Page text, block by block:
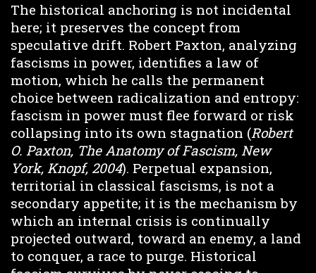
The historical anchoring is not incidental
here; it preserves the concept from
speculative drift. Robert Paxton, analyzing
fascisms in power, identifies a law of
motion, which he calls the permanent
choice between radicalization and entropy:
fascism in power must flee forward or risk
collapsing into its own stagnation (Robert
O. Paxton, The Anatomy of Fascism, New
York, Knopf, 2004). Perpetual expansion,
territorial in classical fascisms, is not a
secondary appetite; it is the mechanism by
which an internal crisis is continually
projected outward, toward an enemy, a land
to conquer, a race to purge. Historical